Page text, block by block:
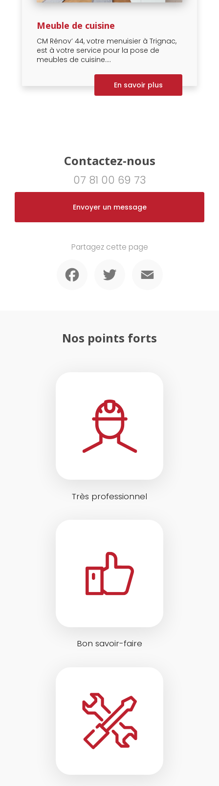
Meuble de cuisine
CM Rénov’ 44, votre menuisier à Trignac,
est à votre service pour la pose de
meubles de cuisine....
En savoir plus
Contactez-nous
07 81 00 69 73
Envoyer un message
Partagez cette page
Nos points forts
Très professionnel
Bon savoir-faire